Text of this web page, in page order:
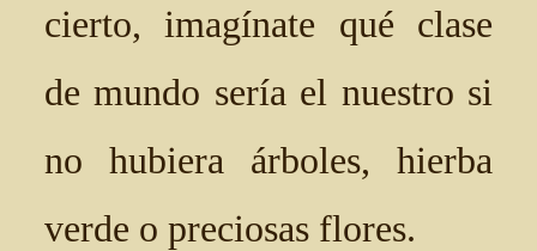
cierto, imagínate qué clase
de mundo sería el nuestro si
no hubiera árboles, hierba
verde o preciosas flores.